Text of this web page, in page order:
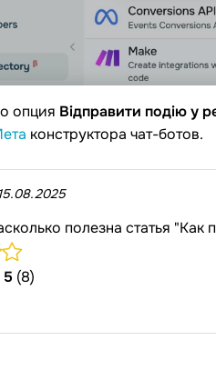
опция Відправити подію у
конструктора чат-ботов.
15.08.2025
полезна статья
5 (8)